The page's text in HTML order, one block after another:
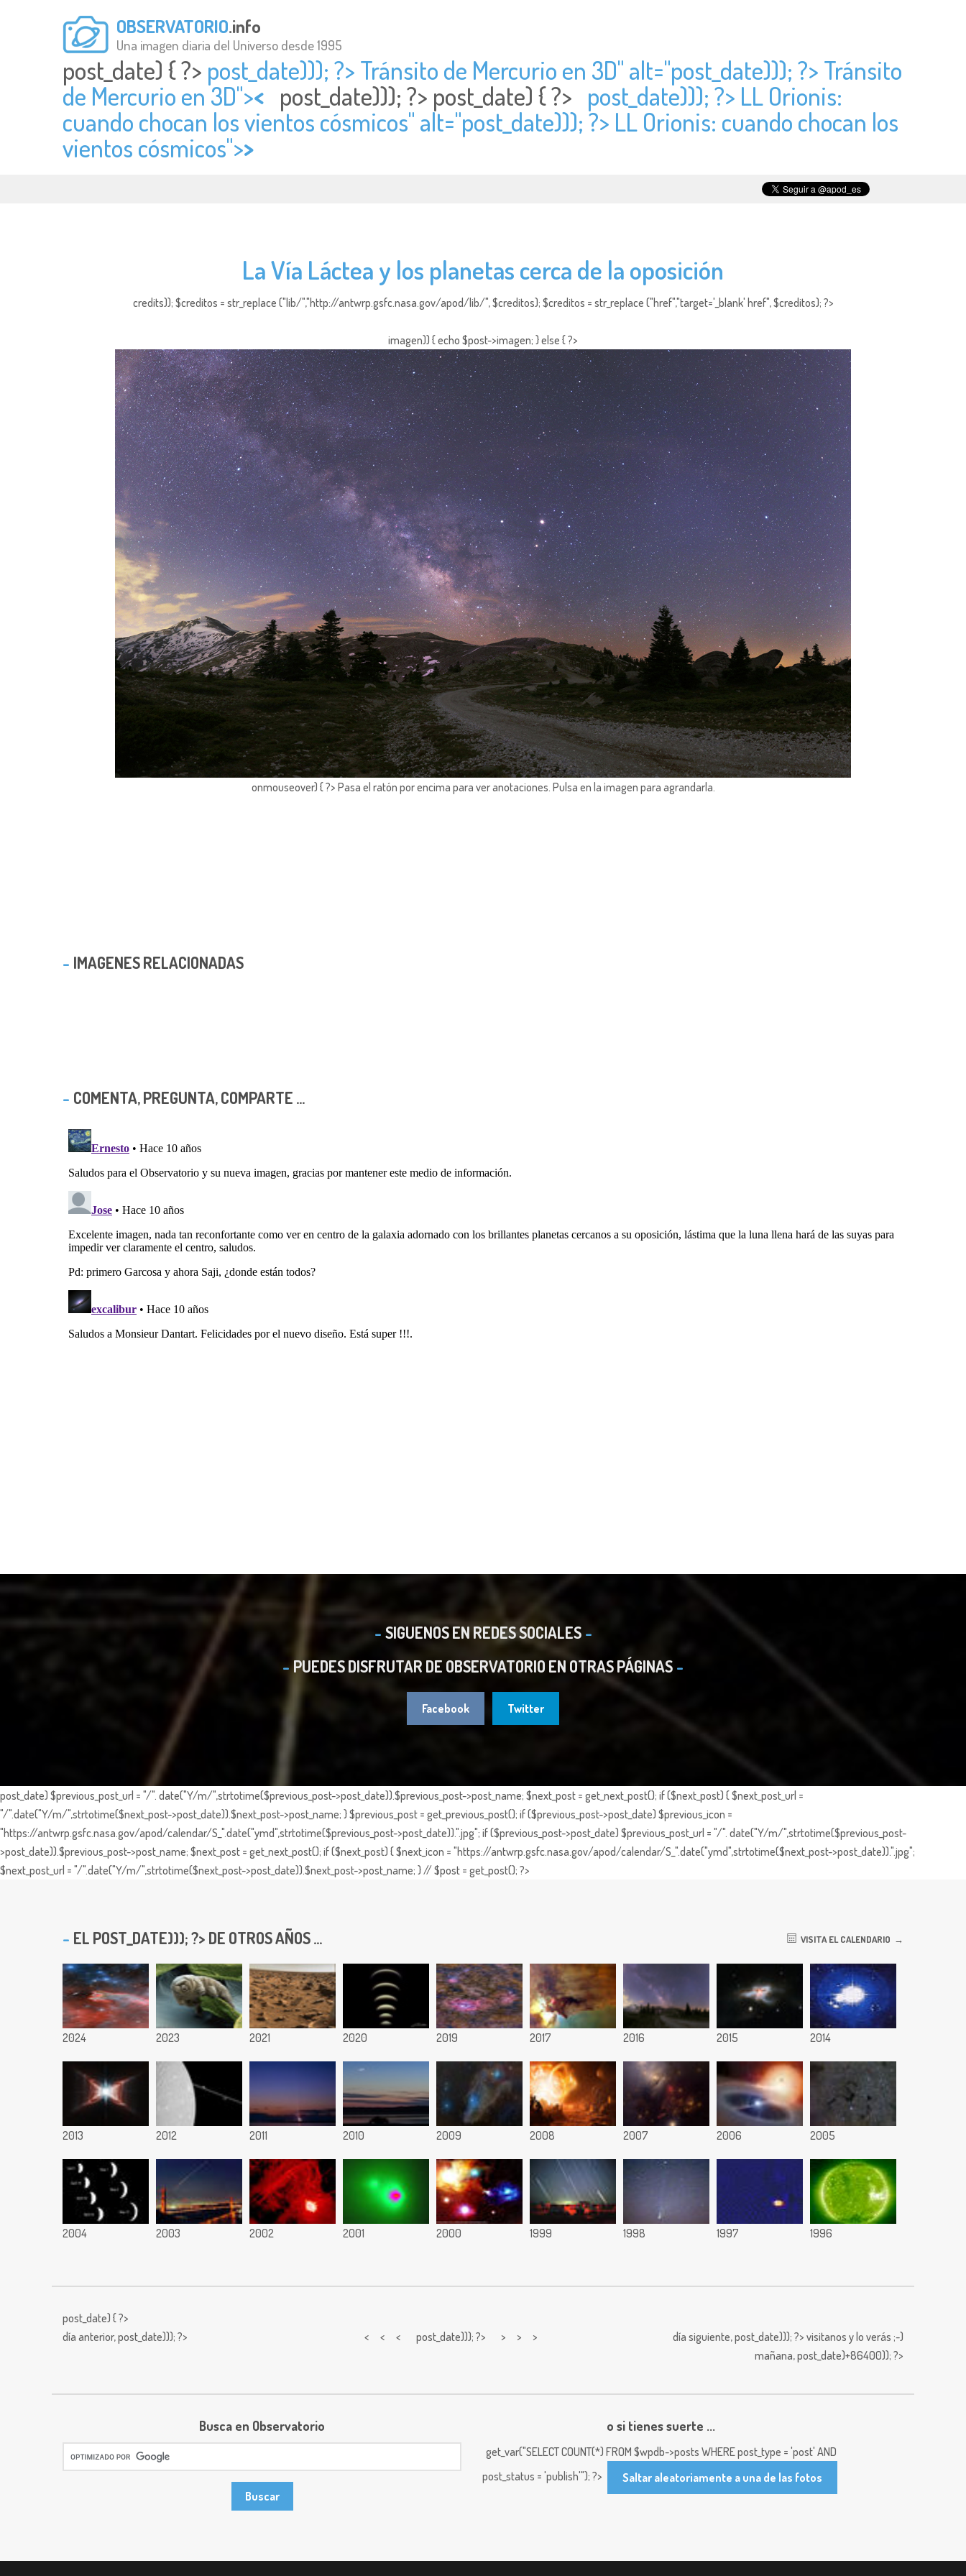
OBSERVATORIO.info
Una imagen diaria del Universo desde 1995
post_date) { ?> post_date))); ?> Tránsito de Mercurio en 3D" alt="post_date))); ?> Tránsito
de Mercurio en 3D">< post_date))); ?> post_date) { ?> post_date))); ?> LL Orionis:
cuando chocan los vientos cósmicos" alt="post_date))); ?> LL Orionis: cuando chocan los
vientos cósmicos">>
La Vía Láctea y los planetas cerca de la oposición
credits)); $creditos = str_replace ("lib/","http://antwrp.gsfc.nasa.gov/apod/lib/", $creditos); $creditos = str_replace ("href","target='_blank' href", $creditos); ?>
imagen)) { echo $post->imagen; } else { ?>
onmouseover) { ?> Pasa el ratón por encima para ver anotaciones. Pulsa en la imagen para agrandarla.
IMAGENES RELACIONADAS
COMENTA, PREGUNTA, COMPARTE ...
SIGUENOS EN REDES SOCIALES
PUEDES DISFRUTAR DE OBSERVATORIO EN OTRAS PÁGINAS
Facebook Twitter
post_date) $previous_post_url = "/". date("Y/m/",strtotime($previous_post->post_date)).$previous_post->post_name; $next_post = get_next_post(); if ($next_post) { $next_post_url =
"/".date("Y/m/",strtotime($next_post->post_date)).$next_post->post_name; } $previous_post = get_previous_post(); if ($previous_post->post_date) $previous_icon =
"https://antwrp.gsfc.nasa.gov/apod/calendar/S_".date("ymd",strtotime($previous_post->post_date)).".jpg"; if ($previous_post->post_date) $previous_post_url = "/". date("Y/m/",strtotime($previous_post-
>post_date)).$previous_post->post_name; $next_post = get_next_post(); if ($next_post) { $next_icon = "https://antwrp.gsfc.nasa.gov/apod/calendar/S_".date("ymd",strtotime($next_post->post_date)).".jpg";
$next_post_url = "/".date("Y/m/",strtotime($next_post->post_date)).$next_post->post_name; } // $post = get_post(); ?>
EL POST_DATE))); ?> DE OTROS AÑOS ... VISITA EL CALENDARIO
2024 2023 2021 2020 2019 2017 2016 2015 2014
2013 2012 2011 2010 2009 2008 2007 2006 2005
2004 2003 2002 2001 2000 1999 1998 1997 1996
post_date) { ?>
día anterior,post_date))); ?> < < < post_date))); ?> > > > día siguiente,post_date))); ?> visitanos y lo verás ;-)
mañana,post_date)+86400)); ?>
Busca en Observatorio o si tienes suerte ...
get_var("SELECT COUNT(*) FROM $wpdb->posts WHERE post_type = 'post' AND
post_status = 'publish'"); ?>
Saltar aleatoriamente a una de las fotos